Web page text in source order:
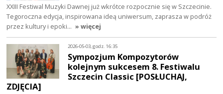
XXIII Festiwal Muzyki Dawnej już wkrótce rozpocznie się w Szczecinie.
Tegoroczna edycja, inspirowana ideą uniwersum, zaprasza w podróż
przez kultury i epoki… » więcej
2026-05-03, godz. 16:35
Sympozjum Kompozytorów
kolejnym sukcesem 8. Festiwalu
Szczecin Classic [POSŁUCHAJ,
ZDJĘCIA]